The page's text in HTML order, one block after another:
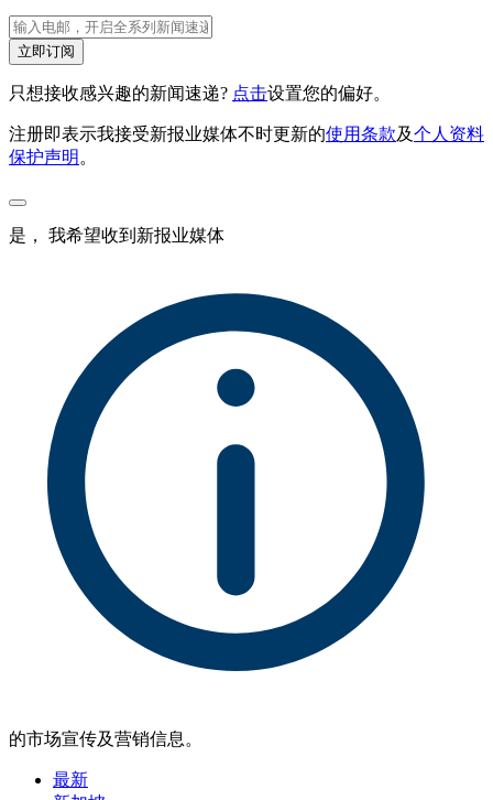
立即订阅
只想接收感兴趣的新闻速递? 点击设置您的偏好。
注册即表示我接受新报业媒体不时更新的使用条款及个人资料
保护声明 。
是， 我希望收到新报业媒体
的市场宣传及营销信息。
最新